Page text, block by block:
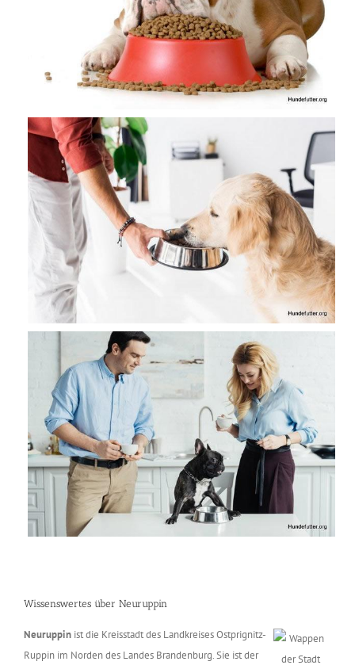
Wissenswertes über Neuruppin
Neuruppin ist die Kreisstadt des Landkreises Ostprignitz-
Ruppin im Norden des Landes Brandenburg. Sie ist der